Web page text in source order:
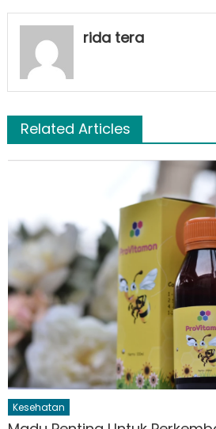
rida tera
Related Articles
Kesehatan